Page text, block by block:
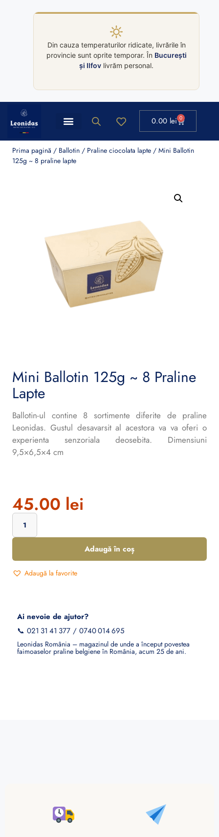
Din cauza temperaturilor ridicate, livrările în
provincie sunt oprite temporar. În București
și Ilfov livrăm personal.
0.00 lei 0
Prima pagină / Ballotin / Praline ciocolata lapte / Mini Ballotin
125g ~ 8 praline lapte
Mini Ballotin 125g ~ 8 Praline
Lapte
Ballotin-ul contine 8 sortimente diferite de praline
Leonidas. Gustul desavarsit al acestora va va oferi o
experienta senzoriala deosebita. Dimensiuni
9,5×6,5×4 cm
45.00 lei
Adaugă în coș
Adaugă la favorite
Ai nevoie de ajutor?
📞 021 31 41 377 / 0740 014 695
Leonidas România – magazinul de unde a început povestea
faimoaselor praline belgiene în România, acum 25 de ani.